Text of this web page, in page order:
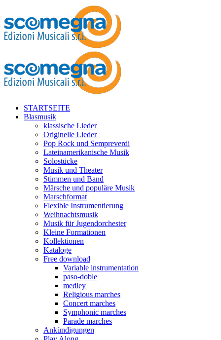
STARTSEITE
Blasmusik
klassische Lieder
Originelle Lieder
Pop Rock und Sempreverdi
Lateinamerikanische Musik
Solostücke
Musik und Theater
Stimmen und Band
Märsche und populäre Musik
Marschformat
Flexible Instrumentierung
Weihnachtsmusik
Musik für Jugendorchester
Kleine Formationen
Kollektionen
Kataloge
Free download
Variable instrumentation
paso-doble
medley
Religious marches
Concert marches
Symphonic marches
Parade marches
Ankündigungen